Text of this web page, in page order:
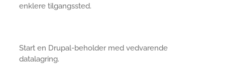
enklere tilgangssted.
Start en Drupal-beholder med vedvarende
datalagring.